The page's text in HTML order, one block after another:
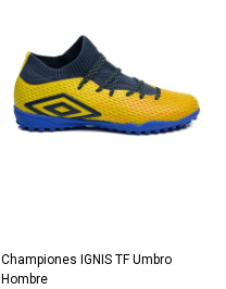
Championes IGNIS TF Umbro
Hombre